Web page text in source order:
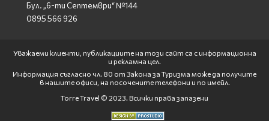
Бул. „6-ти Септември“ №144
0895 566 926
Уважаеми клиенти, публикациите на този сайт са с информационна
и рекламна цел.
Информация съгласно чл. 80 от Закона за Туризма може да получите
в нашите офиси, на посочените телефони и по имейл.
Torre Travel © 2023. Всички права запазени